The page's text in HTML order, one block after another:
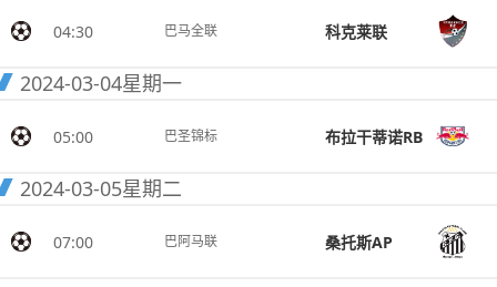
04:30 巴马全联 科克莱联
2024-03-04星期一
05:00 巴圣锦标 布拉干蒂诺RB
2024-03-05星期二
07:00 巴阿马联 桑托斯AP